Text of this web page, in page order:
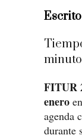
FITUR
enero en
agenda
durante